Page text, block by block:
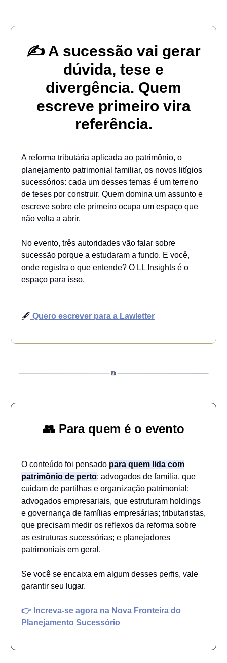
✍️ A sucessão vai gerar
dúvida, tese e
divergência. Quem
escreve primeiro vira
referência.
A reforma tributária aplicada ao patrimônio, o
planejamento patrimonial familiar, os novos litígios
sucessórios: cada um desses temas é um terreno
de teses por construir. Quem domina um assunto e
escreve sobre ele primeiro ocupa um espaço que
não volta a abrir.
No evento, três autoridades vão falar sobre
sucessão porque a estudaram a fundo. E você,
onde registra o que entende? O LL Insights é o
espaço para isso.
🖋️ Quero escrever para a Lawletter
👥Para quem é o evento
O conteúdo foi pensado para quem lida com
patrimônio de perto: advogados de família, que
cuidam de partilhas e organização patrimonial;
advogados empresariais, que estruturam holdings
e governança de famílias empresárias; tributaristas,
que precisam medir os reflexos da reforma sobre
as estruturas sucessórias; e planejadores
patrimoniais em geral.
Se você se encaixa em algum desses perfis, vale
garantir seu lugar.
👉 Increva-se agora na Nova Fronteira do
Planejamento Sucessório